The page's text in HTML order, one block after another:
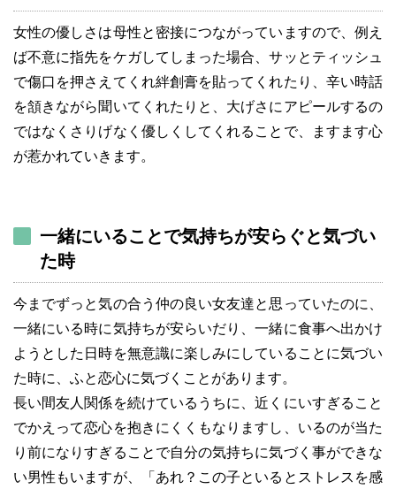
女性の優しさは母性と密接につながっていますので、例え
ば不意に指先をケガしてしまった場合、サッとティッシュ
で傷口を押さえてくれ絆創膏を貼ってくれたり、辛い時話
を頷きながら聞いてくれたりと、大げさにアピールするの
ではなくさりげなく優しくしてくれることで、ますます心
が惹かれていきます。
一緒にいることで気持ちが安らぐと気づい
た時
今までずっと気の合う仲の良い女友達と思っていたのに、
一緒にいる時に気持ちが安らいだり、一緒に食事へ出かけ
ようとした日時を無意識に楽しみにしていることに気づい
た時に、ふと恋心に気づくことがあります。
長い間友人関係を続けているうちに、近くにいすぎること
でかえって恋心を抱きにくくもなりますし、いるのが当た
り前になりすぎることで自分の気持ちに気づく事ができな
い男性もいますが、「あれ？この子といるとストレスを感